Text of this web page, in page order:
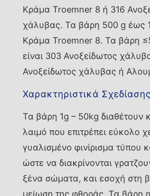
Κράμα Troemner 8 ή 316
χάλυβας. Τα βάρη 500 g έως 1
Κράμα Troemner 8. Τα βάρη
είναι 303 Ανοξείδωτος
Ανοξείδωτος χάλυβας ή
Χαρακτηριστικά Σχεδίασης
Τα βάρη 1g – 50kg διαθέτουν
λαιμό που επιτρέπει εύκολο
γυαλισμένο φινίρισμα τύπου
ώστε να διακρίνονται
ξένα σώματα, και εσοχή στη